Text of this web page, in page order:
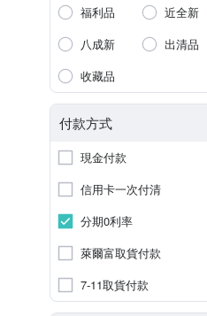
福利品
近全新
八成新
出清品
收藏品
付款方式
現金付款
信用卡一次付清
分期0利率
萊爾富取貨付款
7-11取貨付款